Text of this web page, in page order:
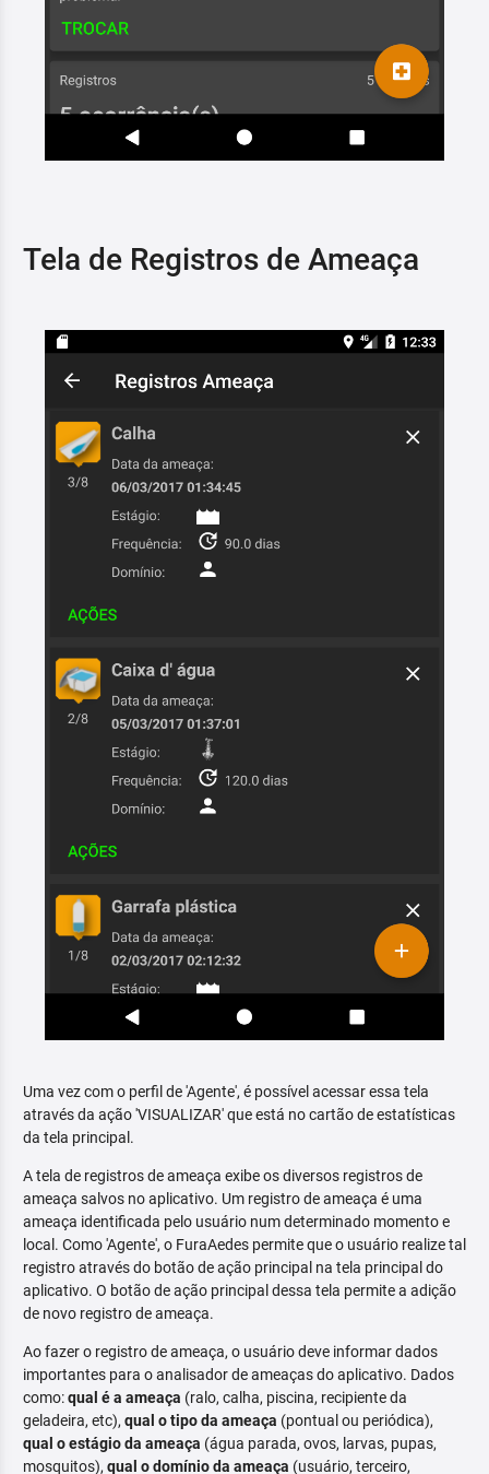
Tela de Registros de Ameaça
Uma vez com o perfil de 'Agente', é possível acessar essa tela
através da ação 'VISUALIZAR' que está no cartão de estatísticas
da tela principal.
A tela de registros de ameaça exibe os diversos registros de
ameaça salvos no aplicativo. Um registro de ameaça é uma
ameaça identificada pelo usuário num determinado momento e
local. Como 'Agente', o FuraAedes permite que o usuário realize tal
registro através do botão de ação principal na tela principal do
aplicativo. O botão de ação principal dessa tela permite a adição
de novo registro de ameaça.
Ao fazer o registro de ameaça, o usuário deve informar dados
importantes para o analisador de ameaças do aplicativo. Dados
como:qual é a ameaça (ralo, calha, piscina, recipiente da
geladeira, etc), qual o tipo da ameaça (pontual ou periódica),
qual o estágio da ameaça (água parada, ovos, larvas, pupas,
mosquitos), qual o domínio da ameaça (usuário, terceiro,